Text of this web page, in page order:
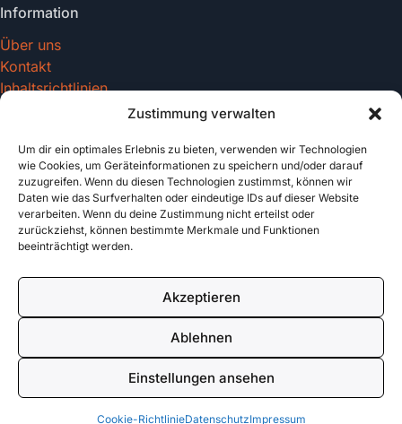
Zustimmung verwalten
Um dir ein optimales Erlebnis zu bieten, verwenden wir Technologien
wie Cookies, um Geräteinformationen zu speichern und/oder darauf
zuzugreifen. Wenn du diesen Technologien zustimmst, können wir
Daten wie das Surfverhalten oder eindeutige IDs auf dieser Website
verarbeiten. Wenn du deine Zustimmung nicht erteilst oder
zurückziehst, können bestimmte Merkmale und Funktionen
beeinträchtigt werden.
Akzeptieren
Ablehnen
Einstellungen ansehen
Cookie-RichtlinieDatenschutzImpressum
Information
Über uns
Kontakt
Inhaltsrichtlinien
Recht & Datenschutz
Impressum
Datenschutz
AGB
Cookies
© 2026 tattoo-vorlagen.com. All rights reserved.
Made with
für Tattoo Enthusiasten